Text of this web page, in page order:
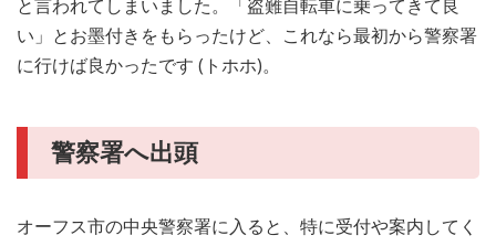
と言われてしまいました。「盗難自転車に乗ってきて良
い」とお墨付きをもらったけど、これなら最初から警察署
に行けば良かったです (トホホ)。
警察署へ出頭
オーフス市の中央警察署に入ると、特に受付や案内してく